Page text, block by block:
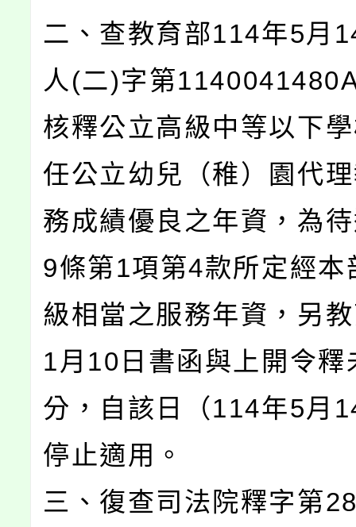
二、查教育部114年5月
人(二)字第
核釋公立高級中等以下
任公立幼兒（稚）園代
務成績優良之年資，為
9條第1項第4款所定經本
級相當之服務年資，另
1月10日書函與上開令釋
分，自該日（114年5月
停止適用。
三、復查司法院釋字第